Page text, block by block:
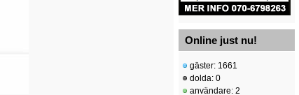
Online just nu!
gäster: 1661
dolda: 0
användare: 2